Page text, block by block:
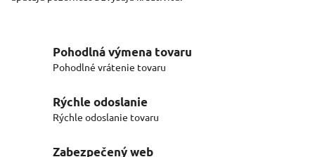
Pohodlná výmena tovaru
Pohodlné vrátenie tovaru
Rýchle odoslanie
Rýchle odoslanie tovaru
Zabezpečený web